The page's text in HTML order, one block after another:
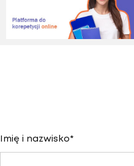
Imię i nazwisko*